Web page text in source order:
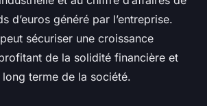
d’euros généré par l’entreprise.
sécuriser une croissance
de la solidité financière et
terme de la société.